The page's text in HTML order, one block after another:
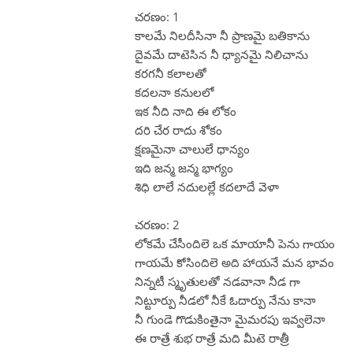
చరణం: 1
కాలమే నిలదీసినా నీ ప్రాణమై బతికాను
దైవమే దాటెసిన నీ ధ్యానమై నిలిచాను
కరగనీ కలాలతో
కదలనా కనులలో
ఇక నీది నాది ఈ లోకం
దరి చేర రాదు శోకం
క్షణమైనా చాలులే ధాన్యం
ఇది జన్మ జన్మ భాగ్యం
శిధి లాలే నదులల్లే కదలాదే వెళా
చరణం: 2
లోకమే చేసీందిలె ఒక మాయానీ పెను గాయం
గాయమే కోసిందిలె అది హాయనే మన భావం
నిన్నటీ స్మృతులతో నడవానా నీడ గా
నిట్టూర్పు నీడలో నీకే ఓదార్పు నేను కానా
నీ గుండె గొడుకింతైనా మైమరపు ఇవ్వలెనా
ఈ రాత్రే శుభ రాత్రే మది మీటె రాత్రీ